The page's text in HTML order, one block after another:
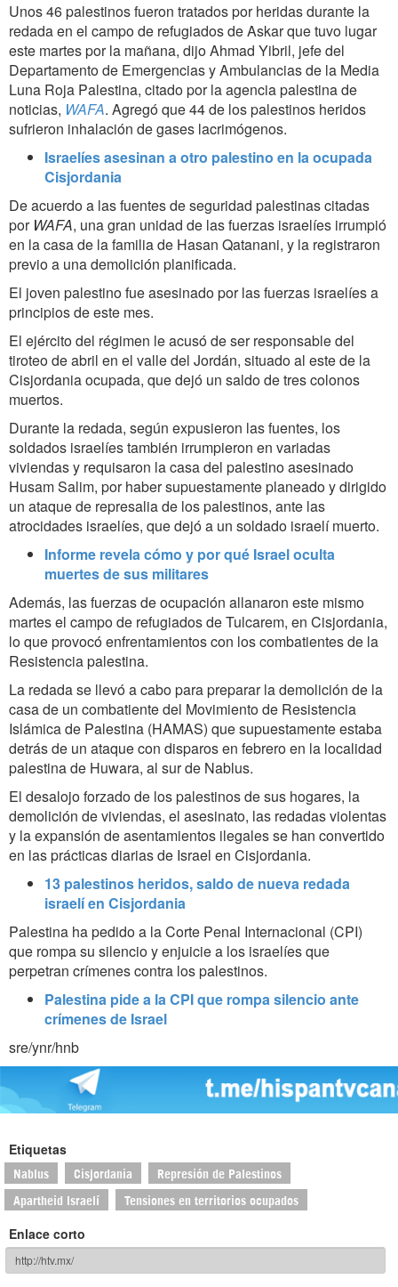
Unos 46 palestinos fueron tratados por heridas durante la
redada en el campo de refugiados de Askar que tuvo lugar
este martes por la mañana, dijo Ahmad Yibril, jefe del
Departamento de Emergencias y Ambulancias de la Media
Luna Roja Palestina, citado por la agencia palestina de
noticias, WAFA. Agregó que 44 de los palestinos heridos
sufrieron inhalación de gases lacrimógenos.
Israelíes asesinan a otro palestino en la ocupada
Cisjordania
De acuerdo a las fuentes de seguridad palestinas citadas
por WAFA, una gran unidad de las fuerzas israelíes irrumpió
en la casa de la familia de Hasan Qatanani, y la registraron
previo a una demolición planificada.
El joven palestino fue asesinado por las fuerzas israelíes a
principios de este mes.
El ejército del régimen le acusó de ser responsable del
tiroteo de abril en el valle del Jordán, situado al este de la
Cisjordania ocupada, que dejó un saldo de tres colonos
muertos.
Durante la redada, según expusieron las fuentes, los
soldados israelíes también irrumpieron en variadas
viviendas y requisaron la casa del palestino asesinado
Husam Salim, por haber supuestamente planeado y dirigido
un ataque de represalia de los palestinos, ante las
atrocidades israelíes, que dejó a un soldado israelí muerto.
Informe revela cómo y por qué Israel oculta
muertes de sus militares
Además, las fuerzas de ocupación allanaron este mismo
martes el campo de refugiados de Tulcarem, en Cisjordania,
lo que provocó enfrentamientos con los combatientes de la
Resistencia palestina.
La redada se llevó a cabo para preparar la demolición de la
casa de un combatiente del Movimiento de Resistencia
Islámica de Palestina (HAMAS) que supuestamente estaba
detrás de un ataque con disparos en febrero en la localidad
palestina de Huwara, al sur de Nablus.
El desalojo forzado de los palestinos de sus hogares, la
demolición de viviendas, el asesinato, las redadas violentas
y la expansión de asentamientos ilegales se han convertido
en las prácticas diarias de Israel en Cisjordania.
13 palestinos heridos, saldo de nueva redada
israelí en Cisjordania
Palestina ha pedido a la Corte Penal Internacional (CPI)
que rompa su silencio y enjuicie a los israelíes que
perpetran crímenes contra los palestinos.
Palestina pide a la CPI que rompa silencio ante
crímenes de Israel
sre/ynr/hnb
Etiquetas
Nablus Cisjordania Represión de Palestinos
Apartheid Israelí Tensiones en territorios ocupados
Enlace corto